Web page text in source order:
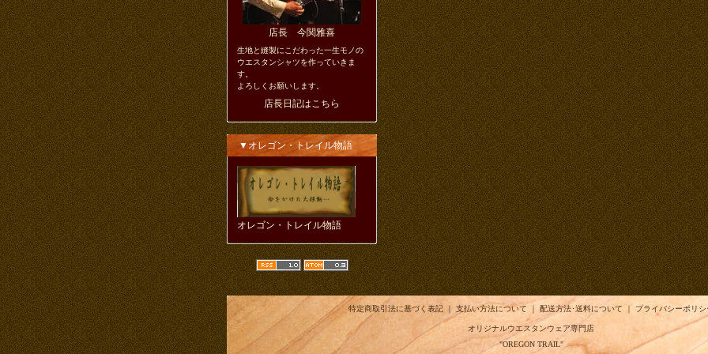
店長 今関雅喜
生地と縫製にこだわった一生モノの
ウエスタンシャツを作っていきま
す。
よろしくお願いします。
店長日記はこちら
▼オレゴン・トレイル物語
オレゴン・トレイル物語
特定商取引法に基づく表記｜ 支払い方法について ｜ 配送方法･送料について ｜ プライバシーポリシ
オリジナルウエスタンウェア専門店
"OREGON TRAIL"